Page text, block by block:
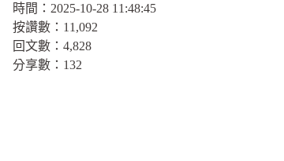
時間： 2025-10-28 11:48:45
按讚數： 11,092
回文數： 4,828
分享數： 132